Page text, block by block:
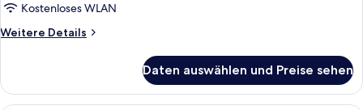
Kostenloses WLAN
Weitere Details
Weitere
Suite
Daten auswählen und Preise sehen